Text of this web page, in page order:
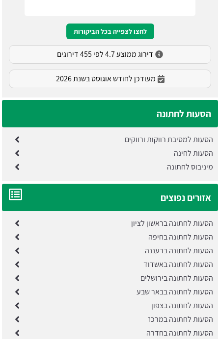
לחצו לצפייה בכל הביקורות
דירוג ממוצע 4.7 לפי 455 דירוגים
מעודכן לחודש אוגוסט בשנת 2026
הסעות לחתונה
הסעות למסיבת רווקות ורווקים
הסעות לחינה
מיניבוס לחתונה
אזורים נפוצים
הסעות לחתונה בראשון לציון
הסעות לחתונה בחיפה
הסעות לחתונה ברעננה
הסעות לחתונה באשדוד
הסעות לחתונה בירושלים
הסעות לחתונה בבאר שבע
הסעות לחתונה בצפון
הסעות לחתונה במרכז
הסעות לחתונה בחדרה